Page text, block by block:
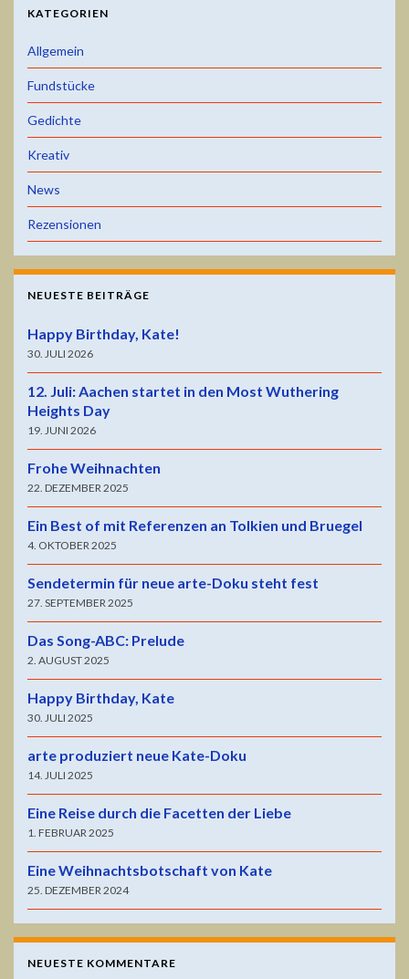
KATEGORIEN
Allgemein
Fundstücke
Gedichte
Kreativ
News
Rezensionen
NEUESTE BEITRÄGE
Happy Birthday, Kate!
30. JULI 2026
12. Juli: Aachen startet in den Most Wuthering
Heights Day
19. JUNI 2026
Frohe Weihnachten
22. DEZEMBER 2025
Ein Best of mit Referenzen an Tolkien und Bruegel
4. OKTOBER 2025
Sendetermin für neue arte-Doku steht fest
27. SEPTEMBER 2025
Das Song-ABC: Prelude
2. AUGUST 2025
Happy Birthday, Kate
30. JULI 2025
arte produziert neue Kate-Doku
14. JULI 2025
Eine Reise durch die Facetten der Liebe
1. FEBRUAR 2025
Eine Weihnachtsbotschaft von Kate
25. DEZEMBER 2024
NEUESTE KOMMENTARE